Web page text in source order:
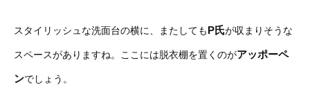
スタイリッシュな洗面台の横に、またしてもP氏が収まりそうな
スペースがありますね。ここには脱衣棚を置くのがアッポーペ
ンでしょう。